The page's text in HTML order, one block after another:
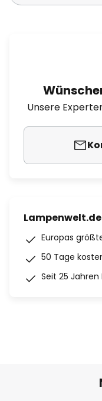
Unsere
Lampenwelt.de
Europas
50 Tage
Seit 25 Jahren